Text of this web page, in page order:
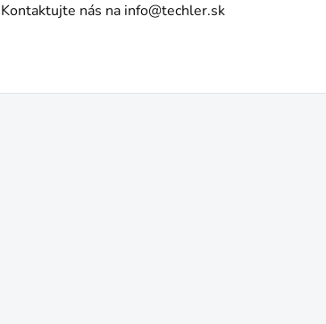
Kontaktujte nás na info@techler.sk